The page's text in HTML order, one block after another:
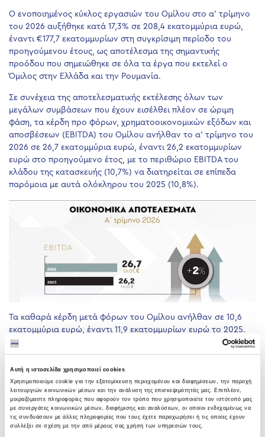
Αυτή η ιστοσελίδα χρησιμοποιεί cookies
Χρησιμοποιούμε cookie για την εξατομίκευση περιεχομένου και διαφημίσεων, την παροχή
λειτουργιών κοινωνικών μέσων και την ανάλυση της επισκεψιμότητάς μας. Επιπλέον,
μοιραζόμαστε πληροφορίες που αφορούν τον τρόπο που χρησιμοποιείτε τον ιστότοπό μας
με συνεργάτες κοινωνικών μέσων, διαφήμισης και αναλύσεων, οι οποίοι ενδεχομένως να
τις συνδυάσουν με άλλες πληροφορίες που τους έχετε παραχωρήσει ή τις οποίες έχουν
συλλέξει σε σχέση με την από μέρους σας χρήση των υπηρεσιών τους.
Ο ενοποιημένος κύκλος εργασιών του Ομίλου στο α’ τρίμηνο
του 2026 αυξήθηκε κατά 17,3% σε 208,4 εκατομμύρια ευρώ,
έναντι €177,7 εκατομμυρίων στη συγκρίσιμη περίοδο του
προηγούμενου έτους, ως αποτέλεσμα της σημαντικής
προόδου που σημειώθηκε σε όλα τα έργα που εκτελεί ο
Όμιλος στην Ελλάδα και την Ρουμανία.
Σε συνέχεια της αποτελεσματικής εκτέλεσης όλων των
μεγάλων συμβάσεων που έχουν εισέλθει πλέον σε ώριμη
φάση, τα κέρδη προ φόρων, χρηματοοικονομικών εξόδων και
αποσβέσεων (ΕΒΙΤDA) του Ομίλου ανήλθαν το α’ τρίμηνο του
2026 σε 26,7 εκατομμύρια ευρώ, έναντι 26,2 εκατομμυρίων
ευρώ στο προηγούμενο έτος, με το περιθώριο EBITDA του
κλάδου της κατασκευής (10,7%) να διατηρείται σε επίπεδα
παρόμοια με αυτά ολόκληρου του 2025 (10,8%).
Τα καθαρά κέρδη μετά φόρων του Ομίλου ανήλθαν σε 10,6
εκατομμύρια ευρώ, έναντι 11,9 εκατομμυρίων ευρώ το 2025.
Ο Όμιλος διαθέτει ένα ποιοτικό χαρτοφυλάκιο συμμετοχών σε
εύλογης αξίας 401,7 εκατομμυρίων ευρώ, έναντι 397,7
εκατομμυρίων ευρώ στο τέλος του προηγούμενου έτους.